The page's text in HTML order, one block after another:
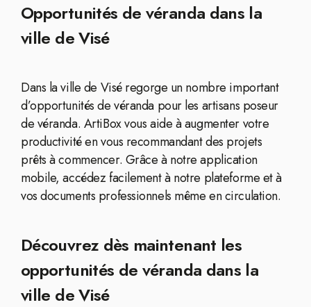
Opportunités de véranda dans la
ville de Visé
Dans la ville de Visé regorge un nombre important
d’opportunités de véranda pour les artisans poseur
de véranda. ArtiBox vous aide à augmenter votre
productivité en vous recommandant des projets
prêts à commencer. Grâce à notre application
mobile, accédez facilement à notre plateforme et à
vos documents professionnels même en circulation.
Découvrez dès maintenant les
opportunités de véranda dans la
ville de Visé